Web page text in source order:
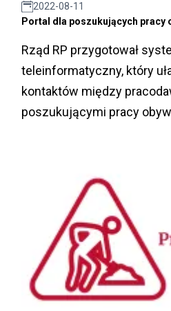
2022-08-11
Portal dla poszukujących pracy
Rząd RP przygotował
teleinformatyczny, który
kontaktów między
poszukującymi pracy